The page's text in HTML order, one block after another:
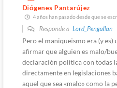
Diógenes Pantarújez
4 años han pasado desde que se
Responde a Lord_Pengallan
Pero el maniqueismo era (y
afirmar que alguien es malo/
declaración política con todas
directamente en legislaciones
aquel que sea «malo» como la